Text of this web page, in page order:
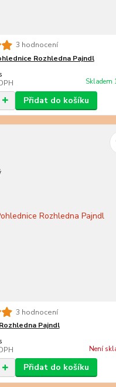
3 hodnocení
Rozhledna Pajndl
Skladem
Přidat do košíku
3 hodnocení
Pajndl
Není
Přidat do košíku